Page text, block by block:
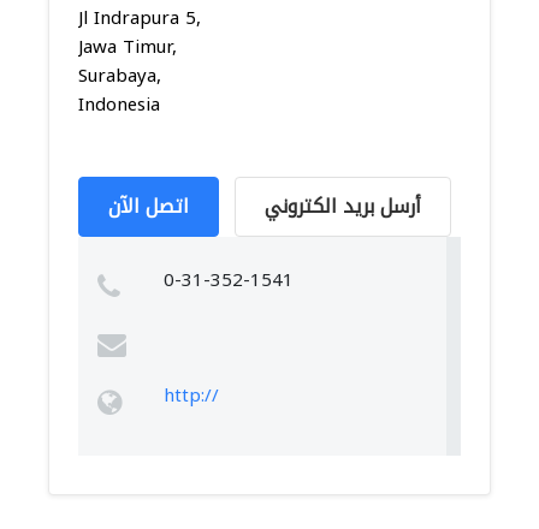
Jl Indrapura 5,
Jawa Timur,
Surabaya,
Indonesia
اتصل الآن أرسل بريد الكتروني
0-31-352-1541
http://